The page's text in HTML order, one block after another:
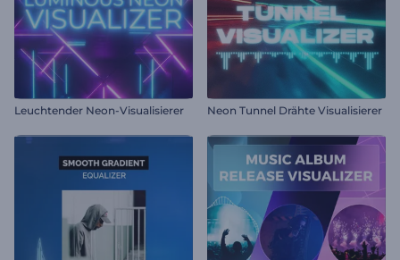
Leuchtender Neon-Visualisierer Neon Tunnel Drähte Visualisierer